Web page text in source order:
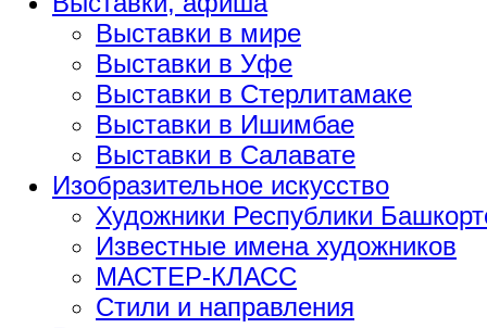
Выставки в мире
Выставки в Уфе
Выставки в Стерлитамаке
Выставки в Ишимбае
Выставки в Салавате
Изобразительное искусство
Художники Республики
Известные имена художников
МАСТЕР-КЛАСС
Стили и направления